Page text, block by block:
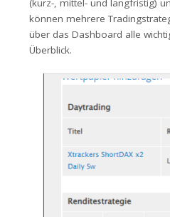
(kurz-, mittel- und langfristig)
können mehrere
über das Dashboard alle
Überblick.